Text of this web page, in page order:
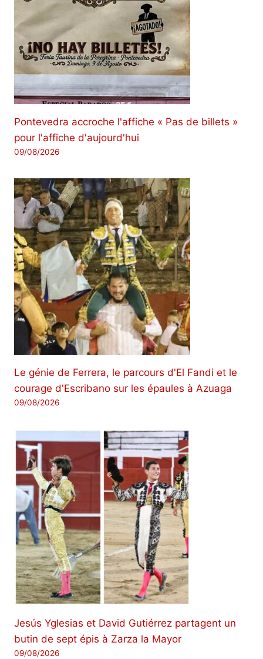
Pontevedra accroche l'affiche « Pas de billets »
pour l'affiche d'aujourd'hui
09/08/2026
Le génie de Ferrera, le parcours d'El Fandi et le
courage d'Escribano sur les épaules à Azuaga
09/08/2026
Jesús Yglesias et David Gutiérrez partagent un
butin de sept épis à Zarza la Mayor
09/08/2026